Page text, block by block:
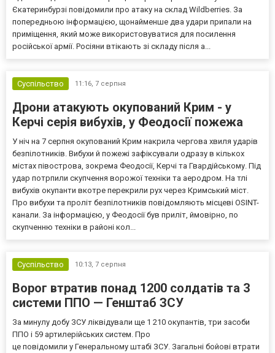
Єкатеринбурзі повідомили про атаку на склад Wildberries. За
попередньою інформацією, щонайменше два удари припали на
приміщення, який може використовуватися для посилення
російської армії. Росіяни втікають зі складу після а...
Суспільство 11:16, 7 серпня
Дрони атакують окупований Крим - у
Керчі серія вибухів, у Феодосії пожежа
У ніч на 7 серпня окупований Крим накрила чергова хвиля ударів
безпілотників. Вибухи й пожежі зафіксували одразу в кількох
містах півострова, зокрема Феодосії, Керчі та Гвардійському. Під
удар потрпили скупчення ворожої техніки та аеродром. На тлі
вибухів окупанти вкотре перекрили рух через Кримський міст.
Про вибухи та проліт безпілотників повідомляють місцеві OSINT-
канали. За інформацією, у Феодосії був приліт, ймовірно, по
скупченню техніки в районі кол...
Суспільство 10:13, 7 серпня
Ворог втратив понад 1200 солдатів та 3
системи ППО — Генштаб ЗСУ
За минулу добу ЗСУ ліквідували ще 1 210 окупантів, три засоби
ППО і 59 артилерійських систем. Про
це повідомили у Генеральному штабі ЗСУ. Загальні бойові втрати